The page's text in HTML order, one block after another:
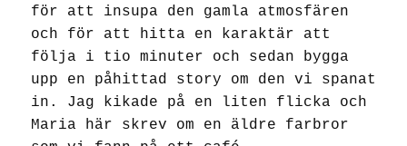
för att insupa den gamla atmosfären
och för att hitta en karaktär att
följa i tio minuter och sedan bygga
upp en påhittad story om den vi spanat
in. Jag kikade på en liten flicka och
Maria här skrev om en äldre farbror